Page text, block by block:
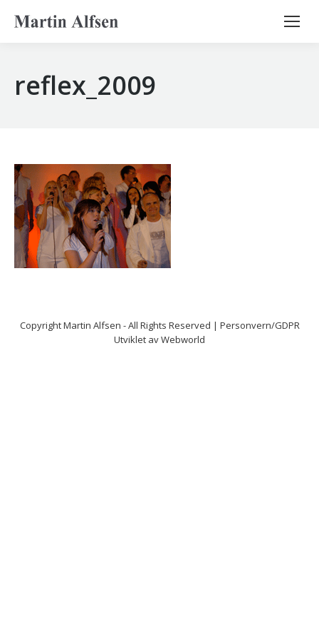
Search:
reflex_2009
CopyrightMartin Alfsen - All Rights Reserved | Personvern/GDPR
Utviklet avWebworld